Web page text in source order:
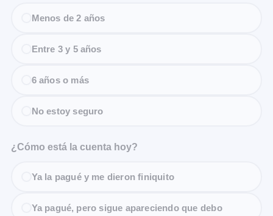
Menos de 2 años
Entre 3 y 5 años
6 años o más
No estoy seguro
¿Cómo está la cuenta hoy?
Ya la pagué y me dieron finiquito
Ya pagué, pero sigue apareciendo que debo